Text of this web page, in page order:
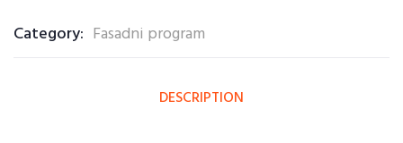
of
Category: Fasadni program
DESCRIPTION